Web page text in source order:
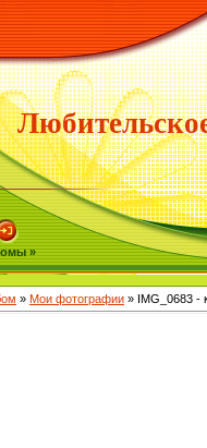
»
» Мои фотографии » IMG_0683 -